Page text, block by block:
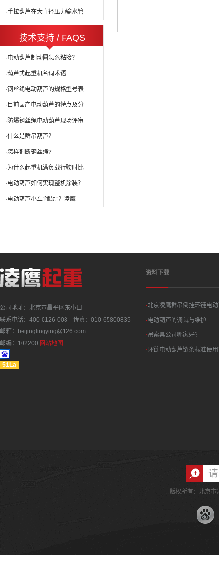
·手拉葫芦在大直径压力输水管
技术支持 / FAQS
·电动葫芦制动圈怎么粘接？
·葫芦式起重机名词术语
·钢丝绳电动葫芦的规格型号表
·目前国产电动葫芦的特点及分
·防爆钢丝绳电动葫芦现场评审
·什么是群吊葫芦？
·怎样割断钢丝绳?
·为什么起重机满负载行驶时比
·电动葫芦如何实现整机涂装？
·电动葫芦小车“啃轨”？凌鹰
公司地址：北京市昌平区东小口
联系电话：400-0126-008 传真：010-65800835
邮箱：beijinglingying@126.com
邮编：102200 网站地图
51La
资料下载
·北京凌鹰群吊倒挂环链电
·电动葫芦的调试与维护
·吊索具公司哪家好？
·环链电动葫芦链条标准使
版权所有：北京